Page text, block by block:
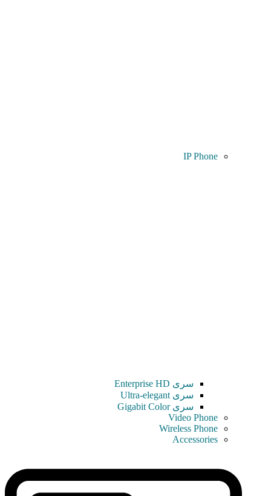
IP Phone
سری Enterprise HD
سری Ultra-elegant
سری Gigabit Color
Video Phone
Wireless Phone
Accessories